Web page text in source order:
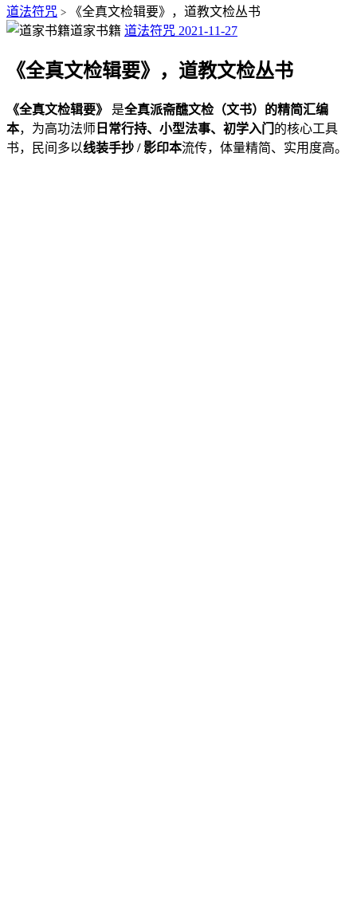
道法符咒 > 《全真文检辑要》，道教文检丛书
道家书籍 道法符咒 2021-11-27
《全真文检辑要》，道教文检丛书
《全真文检辑要》 是全真派斋醮文检（文书）的精简汇编
本，为高功法师 日常行持、小型法事、初学入门 的核心工具
书，民间多以线装手抄 / 影印本流传，体量精简、实用度高。